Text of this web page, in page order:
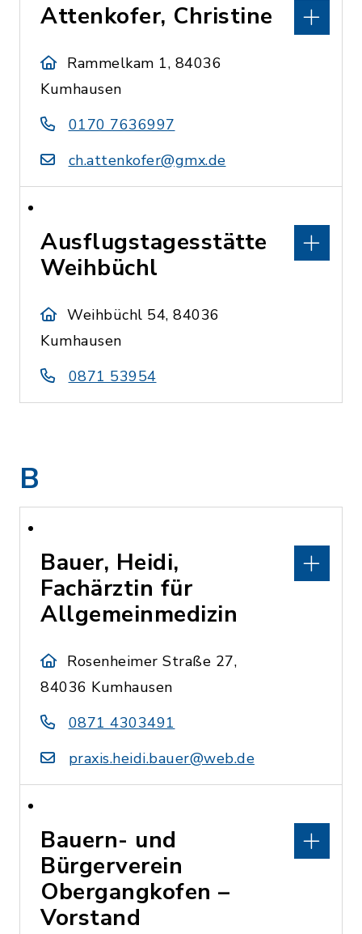
Attenkofer, Christine
Rammelkam 1, 84036
Kumhausen
0170 7636997
ch.attenkofer@gmx.de
Ausflugstagesstätte
Weihbüchl
Weihbüchl 54, 84036
Kumhausen
0871 53954
B
Bauer, Heidi,
Fachärztin für
Allgemeinmedizin
Rosenheimer Straße 27,
84036 Kumhausen
0871 4303491
praxis.heidi.bauer@web.de
Bauern- und
Bürgerverein
Obergangkofen –
Vorstand